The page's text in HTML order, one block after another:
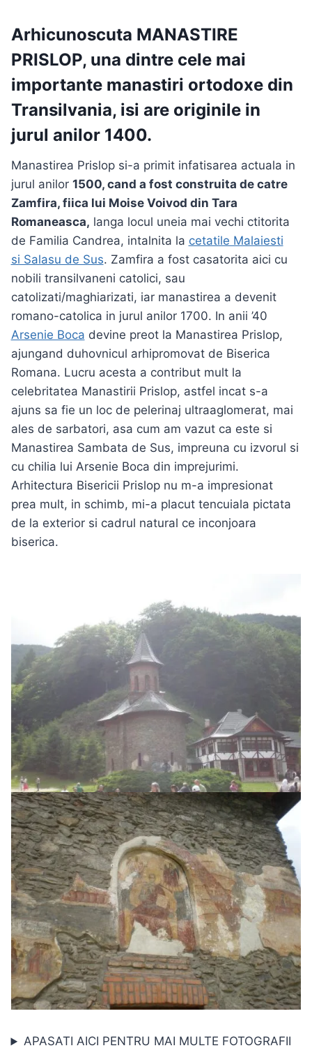
Arhicunoscuta MANASTIRE
PRISLOP, una dintre cele mai
importante manastiri ortodoxe din
Transilvania,isi are originile in
jurul anilor 1400.
Manastirea Prislop si-a primit infatisarea actuala in
jurul anilor 1500, cand a fost construita de catre
Zamfira, fiica lui Moise Voivod din Tara
Romaneasca, langa locul uneia mai vechi ctitorita
de Familia Candrea, intalnita la cetatile Malaiesti
si Salasu de Sus. Zamfira a fost casatorita aici cu
nobili transilvaneni catolici, sau
catolizati/maghiarizati, iar manastirea a devenit
romano-catolica in jurul anilor 1700. In anii ’40
Arsenie Boca devine preot la Manastirea Prislop,
ajungand duhovnicul arhipromovat de Biserica
Romana. Lucru acesta a contribut mult la
celebritatea Manastirii Prislop, astfel incat s-a
ajuns sa fie un loc de pelerinaj ultraaglomerat, mai
ales de sarbatori, asa cum am vazut ca este si
Manastirea Sambata de Sus, impreuna cu izvorul si
cu chilia lui Arsenie Boca din imprejurimi.
Arhitectura Bisericii Prislop nu m-a impresionat
prea mult, in schimb, mi-a placut tencuiala pictata
de la exterior si cadrul natural ce inconjoara
biserica.
APASATI AICI PENTRU MAI MULTE FOTOGRAFII